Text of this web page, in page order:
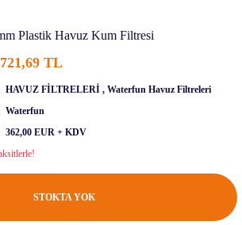
Plastik Havuz Kum Filtresi
TL
HAVUZ FİLTRELERİ , Waterfun Havuz Filtreleri
Waterfun
362,00 EUR + KDV
STOKTA YOK